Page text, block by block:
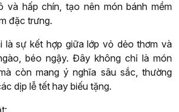
và hấp chín, tạo nên món bánh mềm
đặc trưng.
là sự kết hợp giữa lớp vỏ dẻo thơm và
béo ngậy. Đây không chỉ là món
còn mang ý nghĩa sâu sắc, thường
dịp lễ tết hay biếu tặng.